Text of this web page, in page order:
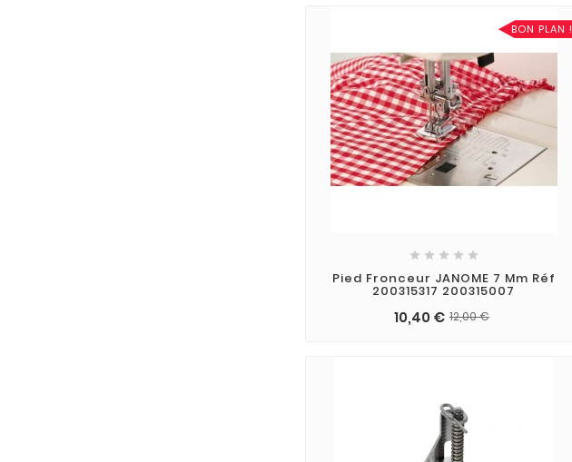
BON PLAN !
    
Pied Fronceur JANOME 7 Mm Réf
200315317 200315007
10,40 € 12,00 €